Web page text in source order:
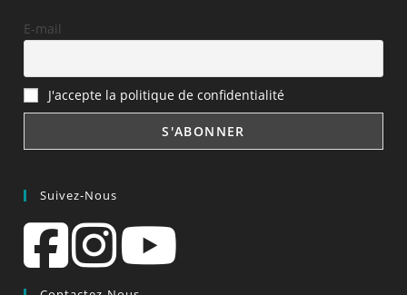
E-mail
J'accepte la politique de confidentialité
Suivez-Nous